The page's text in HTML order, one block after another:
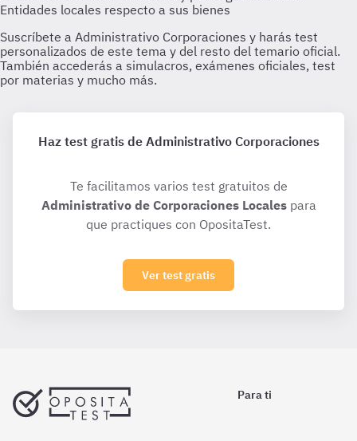
Haz test gratis de Administrativo Corporaciones
Te facilitamos varios test gratuitos de
Administrativo de Corporaciones Localespara
que practiques con OpositaTest.
Ver test gratis
Para ti